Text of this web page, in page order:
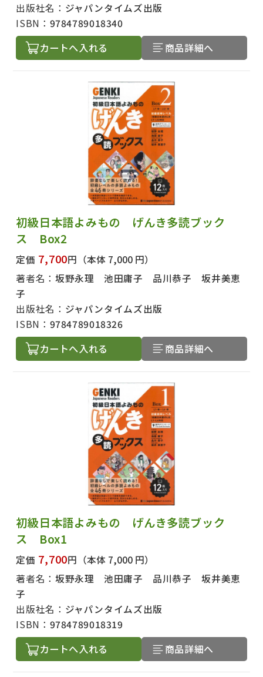
出版社名で絞り込む
著者名で絞り込む
出版社名： ジャパンタイムズ出版
ISBN： 9784789018340
カートへ入れる 商品詳細へ
初級日本語よみもの げんき多読ブック
ス Box2
定価 7,700円 （本体 7,000 円）
著者名： 坂野永理 池田庸子 品川恭子 坂井美恵
子
出版社名： ジャパンタイムズ出版
ISBN： 9784789018326
カートへ入れる 商品詳細へ
初級日本語よみもの げんき多読ブック
ス Box1
定価 7,700円 （本体 7,000 円）
著者名： 坂野永理 池田庸子 品川恭子 坂井美恵
子
出版社名： ジャパンタイムズ出版
ISBN： 9784789018319
カートへ入れる 商品詳細へ